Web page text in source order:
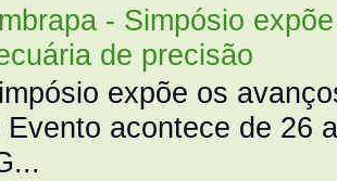
- Simpósio
de precisão
expõe os
Evento acontece de 26